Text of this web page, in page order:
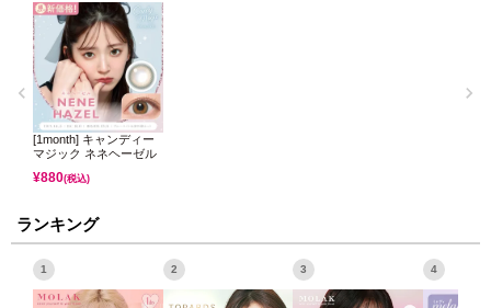
[1month] キャンディー
マジック ネネヘーゼル
¥880(税込)
ランキング
1 2 3 4